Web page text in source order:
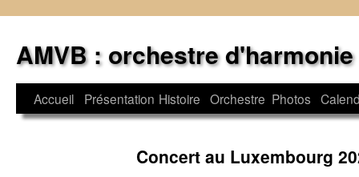
contenu
AMVB : orchestre d'harmonie
Accueil Présentation Histoire Orchestre Photos
Concert au Luxembourg